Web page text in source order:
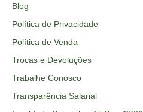
Blog
Política de Privacidade
Política de Venda
Trocas e Devoluções
Trabalhe Conosco
Transparência Salarial